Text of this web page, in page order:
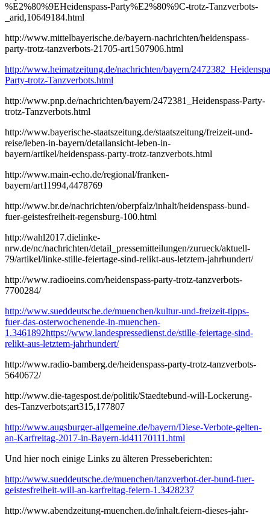
%E2%80%9EHeidenspass-Party%E2%80%9C-trotz-Tanzverbots-
_arid,10649184.html
http://www.mittelbayerische.de/bayern-nachrichten/heidenspass-
party-trotz-tanzverbots-21705-art1507906.html
http://www.heimatzeitung.de/nachrichten/bayern/
Party-trotz-Tanzverbots.html
http://www.pnp.de/nachrichten/bayern/2472381_Heidenspass-Party-
trotz-Tanzverbots.html
http://www.bayerische-staatszeitung.de/staatszeitung/freizeit-und-
reise/leben-in-bayern/detailansicht-leben-in-
bayern/artikel/heidenspass-party-trotz-tanzverbots.html
http://www.main-echo.de/regional/franken-
bayern/art11994,4478769
http://www.br.de/nachrichten/oberpfalz/inhalt/heidenspass-bund-
fuer-geistesfreiheit-regensburg-100.html
http://wahl2017.dielinke-
nrw.de/nc/nachrichten/detail_pressemitteilungen/zurueck/aktuell-
79/artikel/linke-stille-feiertage-sind-relikt-aus-letztem-jahrhundert/
http://www.radioeins.com/heidenspass-party-trotz-tanzverbots-
7700284/
http://www.sueddeutsche.de/muenchen/kultur-und-freizeit-tipps-
fuer-das-osterwochenende-in-muenchen-
1.3461892https://www.landespressedienst.de/stille-feiertage-sind-
relikt-aus-letztem-jahrhundert/
http://www.radio-bamberg.de/heidenspass-party-trotz-tanzverbots-
5640672/
http://www.die-tagespost.de/politik/Staedtebund-will-Lockerung-
des-Tanzverbots;art315,177807
http://www.augsburger-allgemeine.de/bayern/Diese-Verbote-gelten-
an-Karfreitag-2017-in-Bayern-id41170111.html
Und hier noch einige Links zu älteren Presseberichten:
http://www.sueddeutsche.de/muenchen/tanzverbot-der-bund-fuer-
geistesfreiheit-will-an-karfreitag-feiern-1.3428237
http://www.abendzeitung-muenchen.de/inhalt.feiern-dieses-jahr-